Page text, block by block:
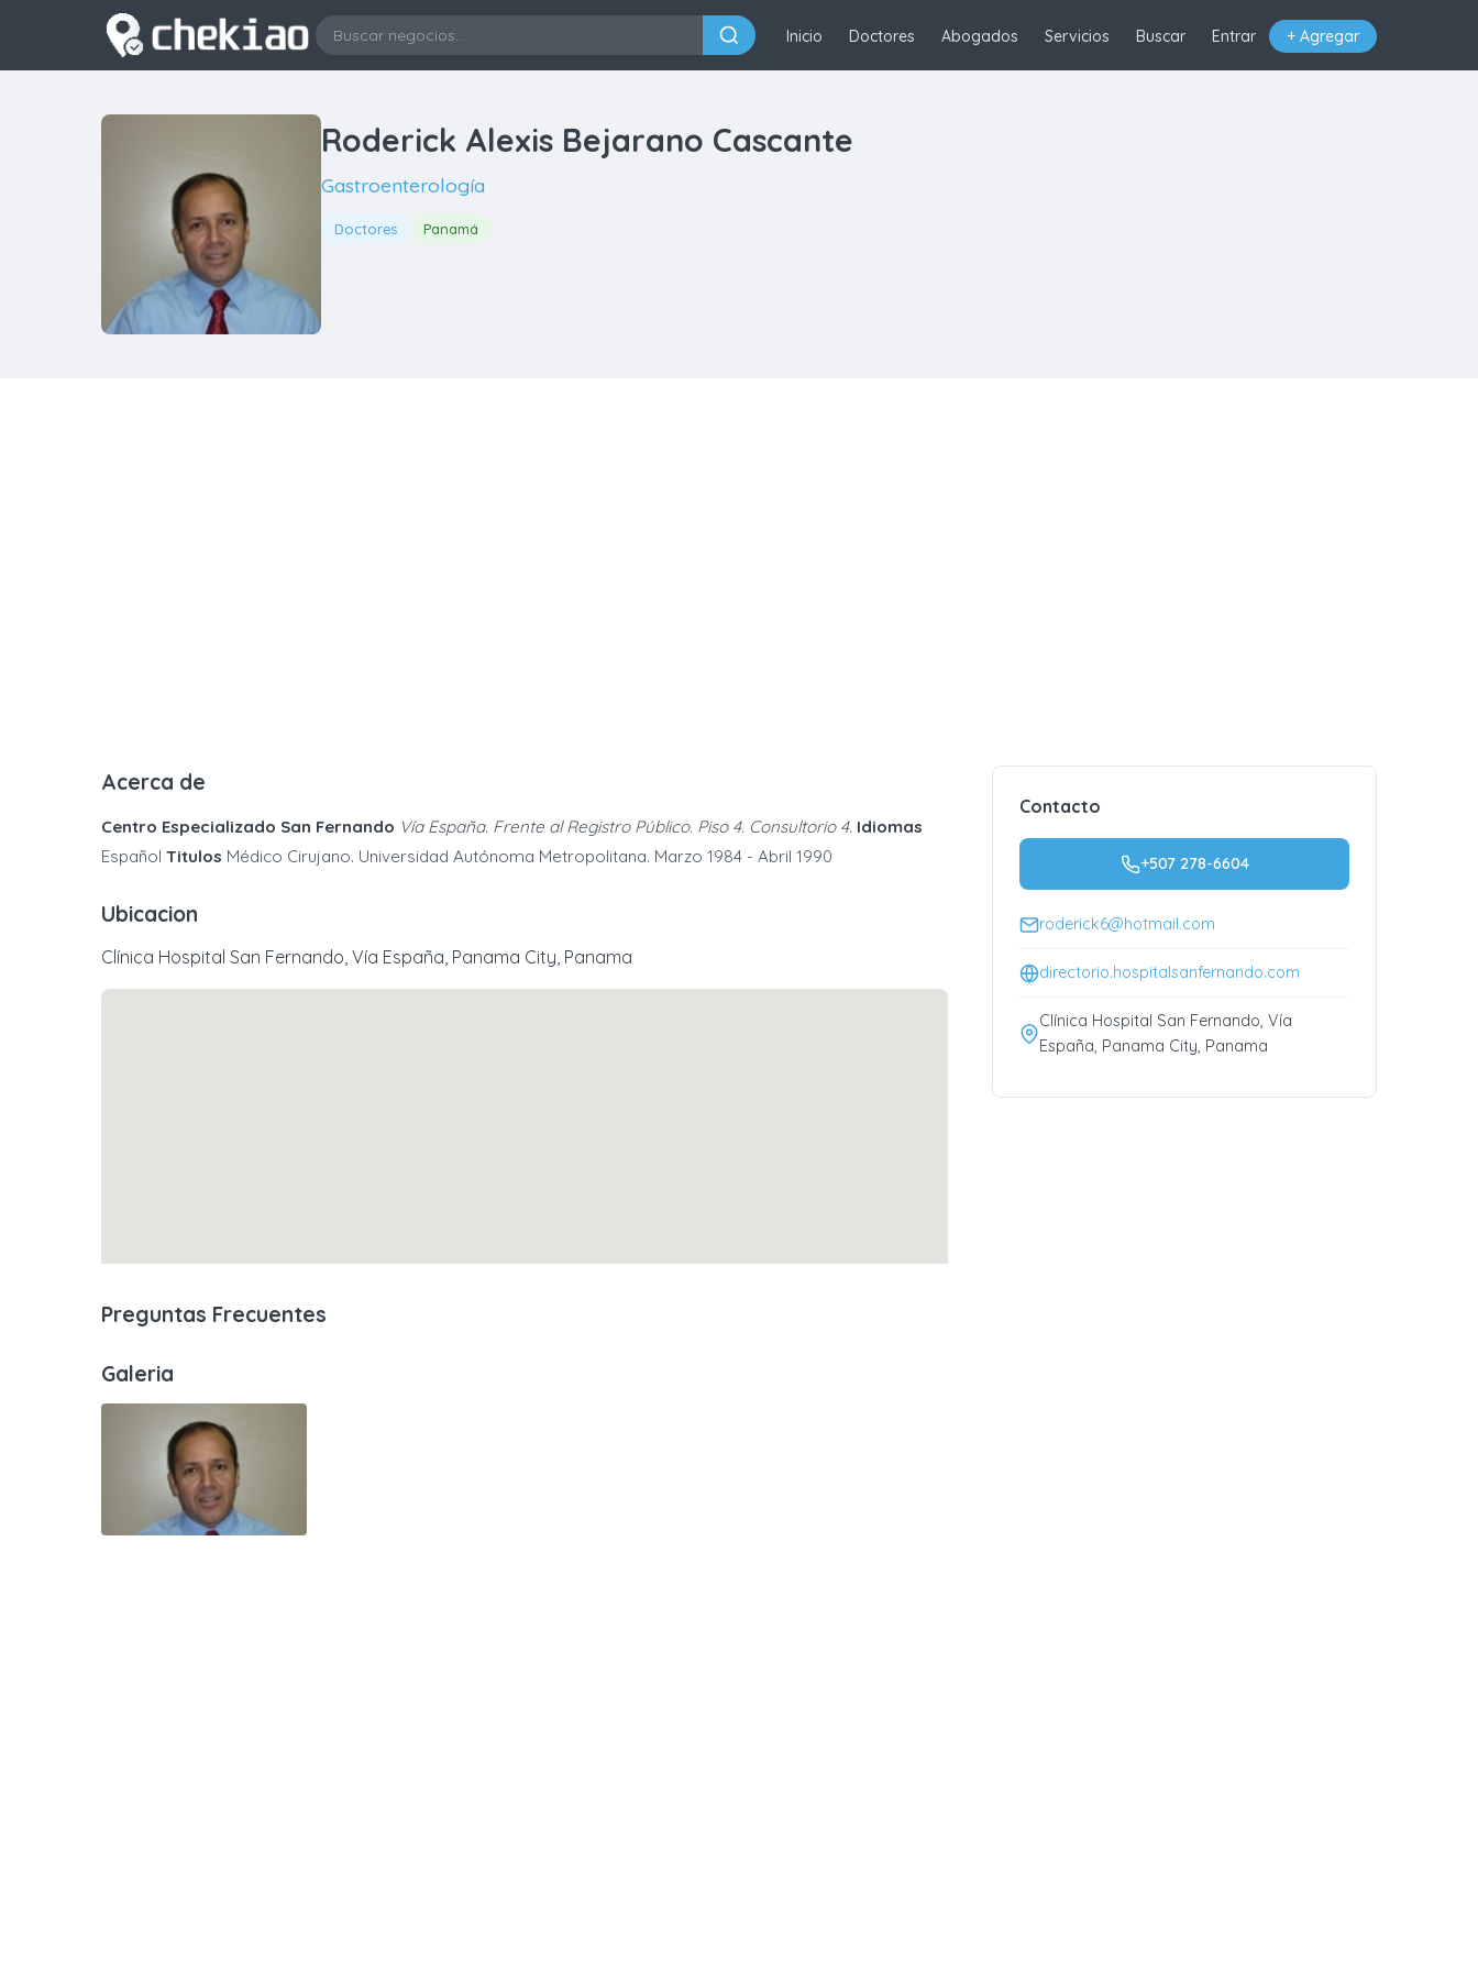
Inicio Doctores Abogados Servicios Buscar Entrar + Agregar
Roderick Alexis Bejarano Cascante
Gastroenterología
Doctores Panamá
Acerca de
Centro Especializado San Fernando Vía España. Frente al Registro Público. Piso 4. Consultorio 4. Idiomas
Español Titulos Médico Cirujano. Universidad Autónoma Metropolitana. Marzo 1984 - Abril 1990
Ubicacion
Clínica Hospital San Fernando, Vía España, Panama City, Panama
Preguntas Frecuentes
Galeria
Contacto
+507 278-6604
roderick6@hotmail.com
directorio.hospitalsanfernando.com
Clínica Hospital San Fernando, Vía
España, Panama City, Panama